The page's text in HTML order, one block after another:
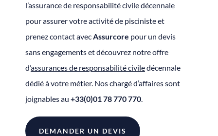
l’assurance de responsabilité civile décennale
pour assurer votre activité de pisciniste et
prenez contact avecAssurcore pour un devis
sans engagements et découvrez notre offre
d’assurances de responsabilité civiledécennale
dédié à votre métier. Nos chargé d’affaires sont
joignables au +33(0)01 78 770 770.
DEMANDER UN DEVIS